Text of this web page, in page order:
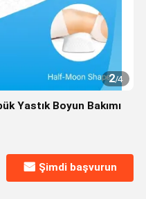
2/4
Yastık Boyun Bakımı
Şimdi başvurun